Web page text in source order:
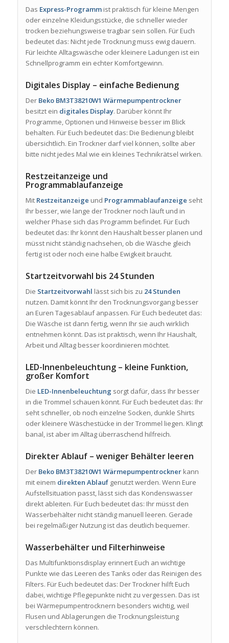
Das Express-Programmist praktisch für kleine Mengen
oder einzelne Kleidungsstücke, die schneller wieder
trocken beziehungsweise tragbar sein sollen. Für Euch
bedeutet das: Nicht jede Trocknung muss ewig dauern.
Für leichte Alltagswäsche oder kleinere Ladungen ist ein
Schnellprogramm ein echter Komfortgewinn.
Digitales Display – einfache Bedienung
Der Beko BM3T38210W1 Wärmepumpentrockner
besitzt ein digitales Display. Darüber könnt Ihr
Programme, Optionen und Hinweise besser im Blick
behalten. Für Euch bedeutet das: Die Bedienung bleibt
übersichtlich. Ein Trockner darf viel können, sollte aber
bitte nicht jedes Mal wie ein kleines Technikrätsel wirken.
Restzeitanzeige und
Programmablaufanzeige
Mit Restzeitanzeige und Programmablaufanzeige seht
Ihr besser, wie lange der Trockner noch läuft und in
welcher Phase sich das Programm befindet. Für Euch
bedeutet das: Ihr könnt den Haushalt besser planen und
müsst nicht ständig nachsehen, ob die Wäsche gleich
fertig ist oder noch eine halbe Ewigkeit braucht.
Startzeitvorwahl bis 24 Stunden
Die Startzeitvorwahl lässt sich bis zu 24 Stunden
nutzen. Damit könnt Ihr den Trocknungsvorgang besser
an Euren Tagesablauf anpassen. Für Euch bedeutet das:
Die Wäsche ist dann fertig, wenn Ihr sie auch wirklich
entnehmen könnt. Das ist praktisch, wenn Ihr Haushalt,
Arbeit und Alltag besser koordinieren möchtet.
LED-Innenbeleuchtung – kleine Funktion,
großer Komfort
Die LED-Innenbeleuchtung sorgt dafür, dass Ihr besser
in die Trommel schauen könnt. Für Euch bedeutet das: Ihr
seht schneller, ob noch einzelne Socken, dunkle Shirts
oder kleinere Wäschestücke in der Trommel liegen. Klingt
banal, ist aber im Alltag überraschend hilfreich.
Direkter Ablauf – weniger Behälter leeren
Der Beko BM3T38210W1 Wärmepumpentrocknerkann
mit einem direkten Ablaufgenutzt werden. Wenn Eure
Aufstellsituation passt, lässt sich das Kondenswasser
direkt ableiten. Für Euch bedeutet das: Ihr müsst den
Wasserbehälter nicht ständig manuell leeren. Gerade
bei regelmäßiger Nutzung ist das deutlich bequemer.
Wasserbehälter und Filterhinweise
Das Multifunktionsdisplay erinnert Euch an wichtige
Punkte wie das Leeren des Tanks oder das Reinigen des
Filters. Für Euch bedeutet das: Der Trockner hilft Euch
dabei, wichtige Pflegepunkte nicht zu vergessen. Das ist
bei Wärmepumpentrocknern besonders wichtig, weil
Flusen und Ablagerungen die Trocknungsleistung
verschlechtern können.